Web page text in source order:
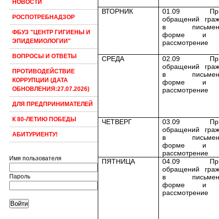
НОВОСТИ
РОСПОТРЕБНАДЗОР
ФБУЗ "ЦЕНТР ГИГИЕНЫ И
ЭПИДЕМИОЛОГИИ"
ВОПРОСЫ И ОТВЕТЫ
ПРОТИВОДЕЙСТВИЕ
КОРРУПЦИИ (ДАТА
ОБНОВЛЕНИЯ:27.07.2026)
ДЛЯ ПРЕДПРИНИМАТЕЛЕЙ
К 80-ЛЕТИЮ ПОБЕДЫ
АБИТУРИЕНТУ!
Имя пользователя
Пароль
ВТОРНИК
01.09
обращений
в
форме и
рассмотрение
СРЕДА 02.09
обращений
в
форме и
рассмотрение
ЧЕТВЕРГ
03.09
обращений
в
форме и
рассмотрение
ПЯТНИЦА
04.09
обращений
в
форме и
рассмотрение